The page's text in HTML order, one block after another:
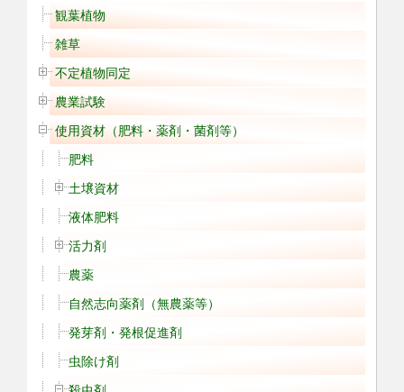
観葉植物
雑草
不定植物同定
農業試験
使用資材（肥料・薬剤・菌剤等）
肥料
土壌資材
液体肥料
活力剤
農薬
自然志向薬剤（無農薬等）
発芽剤・発根促進剤
虫除け剤